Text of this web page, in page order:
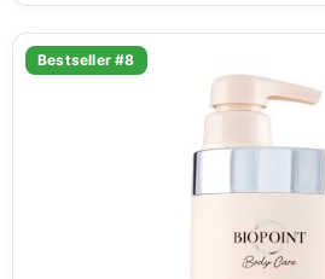
Bestseller #8